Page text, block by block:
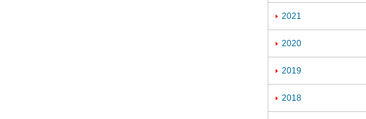
 2021
 2020
 2019
 2018